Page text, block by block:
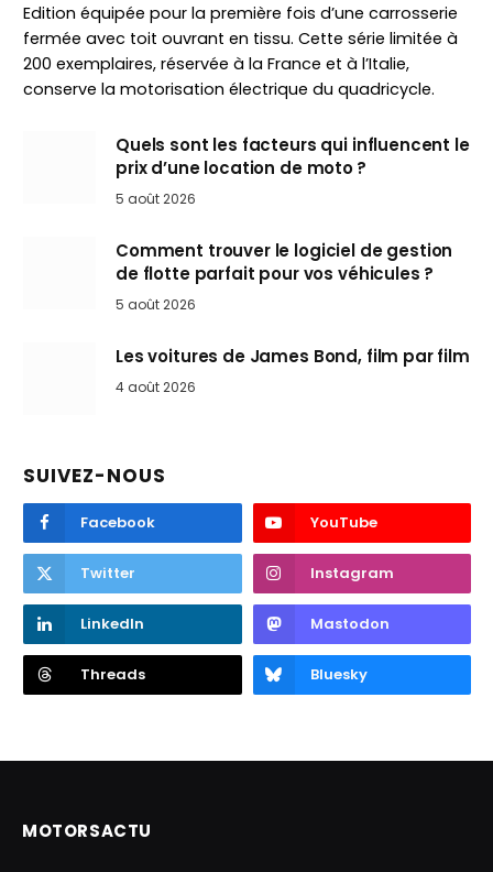
Edition équipée pour la première fois d’une carrosserie
fermée avec toit ouvrant en tissu. Cette série limitée à
200 exemplaires, réservée à la France et à l’Italie,
conserve la motorisation électrique du quadricycle.
Quels sont les facteurs qui influencent le
prix d’une location de moto ?
5 août 2026
Comment trouver le logiciel de gestion
de flotte parfait pour vos véhicules ?
5 août 2026
Les voitures de James Bond, film par film
4 août 2026
SUIVEZ-NOUS
Facebook YouTube
Twitter Instagram
LinkedIn Mastodon
Threads Bluesky
MOTORSACTU